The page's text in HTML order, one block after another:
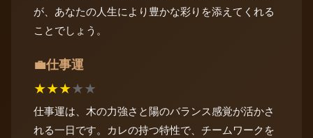
が、あなたの人生により豊かな彩りを添えてくれる
ことでしょう。
💼仕事運
★★★★★
仕事運は、木の力強さと陽のバランス感覚が活かさ
れる一日です。カレの持つ特性で、チームワークを